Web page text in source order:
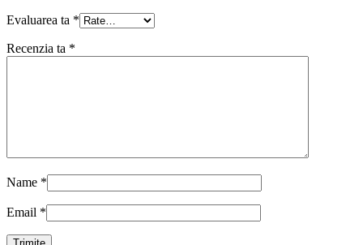
Evaluarea ta *
Recenzia ta *
Name *
Email *